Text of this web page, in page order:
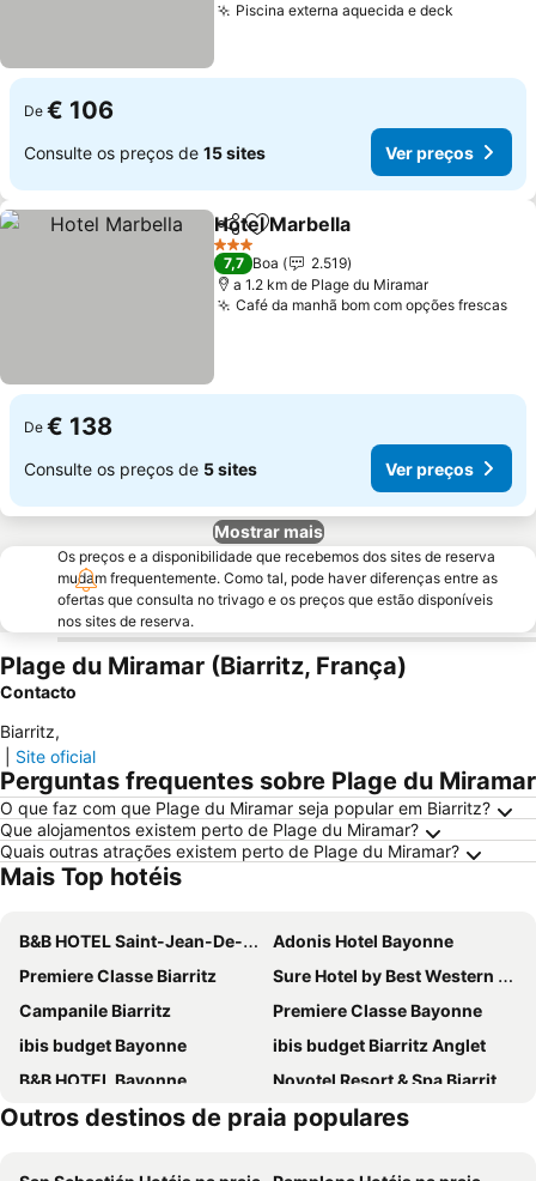
Piscina externa aquecida e deck
De € 106
Consulte os preços de 15 sites Ver preços
PartilharAdicionar aos favoritos
Hotel Marbella
3 Estrelas
7,7 Boa
2.519
a 1.2 km de Plage du Miramar
Café da manhã bom com opções frescas
De € 138
Consulte os preços de 5 sites Ver preços
Mostrar mais
Os preços e a disponibilidade que recebemos dos sites de reserva
mudam frequentemente. Como tal, pode haver diferenças entre as
ofertas que consulta no trivago e os preços que estão disponíveis
nos sites de reserva.
Plage du Miramar (Biarritz, França)
Contacto
Biarritz,
Site oficial
Perguntas frequentes sobre Plage du Miramar
O que faz com que Plage du Miramar seja popular em Biarritz?
Que alojamentos existem perto de Plage du Miramar?
Quais outras atrações existem perto de Plage du Miramar?
Mais Top hotéis
B&B HOTEL Saint-Jean-De-Luz
Adonis Hotel Bayonne
Premiere Classe Biarritz
Sure Hotel by Best Western Biarritz Aeroport
Campanile Biarritz
Premiere Classe Bayonne
ibis budget Bayonne
ibis budget Biarritz Anglet
B&B HOTEL Bayonne
Novotel Resort & Spa Biarritz Anglet
B&B HOTEL Bayonne Tarnos
Hôtel Les Genêts Bayonne
Outros destinos de praia populares